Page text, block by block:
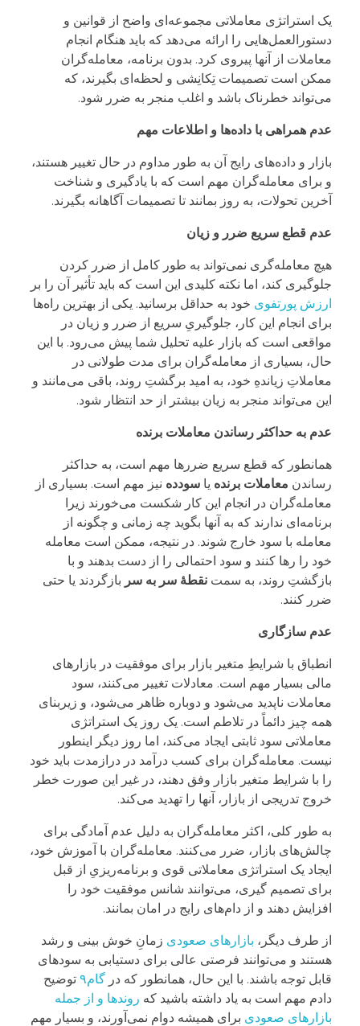
یک استراتژی معاملاتی مجموعه‌ای واضح از قوانین و
دستورالعمل‌هایی را ارائه می‌دهد که باید هنگام انجام
معاملات از آنها پیروی کرد. بدون برنامه، معامله‌گران
ممکن است تصمیمات تِکانِشی و لحظه‌ای بگیرند، که
می‌تواند خطرناک باشد و اغلب منجر به ضرر شود.
عدم همراهی با داده‌ها و اطلاعات مهم
بازار و داده‌های رایج آن به طور مداوم در حال تغییر هستند،
و برای معامله‌گران مهم است که با یادگیری و شناخت
آخرین تحولات، به روز بمانند تا تصمیمات آگاهانه بگیرند.
عدم قطع سریع ضرر و زیان
هیچ معامله‌گری نمی‌تواند به طور کامل از ضرر کردن
جلوگیری کند، اما نکته کلیدی این است که باید تأثیر آن را بر
ارزش پورتفوی خود به حداقل برسانید. یکی از بهترین راه‌ها
برای انجام این کار، جلوگیریِ سریع از ضرر و زیان در
مواقعی است که بازار علیه تحلیل شما پیش می‌رود. با این
حال، بسیاری از معامله‌گران برای مدت طولانی در
معاملاتِ زیاندهِ خود، به امید برگشتِ روند، باقی می‌مانند و
این می‌تواند منجر به زیان بیشتر از حد انتظار شود.
عدم به حداکثر رساندن معاملات برنده
همانطور که قطع سریع ضررها مهم است، به حداکثر
رساندن معاملات برنده یا سودده نیز مهم است. بسیاری از
معامله‌گران در انجام این کار شکست می‌خورند زیرا
برنامه‌ای ندارند که به آنها بگوید چه زمانی و چگونه از
معامله با سود خارج شوند. در نتیجه، ممکن است معامله
خود را رها کنند و سود احتمالی را از دست بدهند و با
بازگشتِ روند، به سمت نقطۀ سر به سر بازگردند یا حتی
ضرر کنند.
عدم سازگاری
انطباق با شرایطِ متغیر بازار برای موفقیت در بازارهای
مالی بسیار مهم است. معادلات تغییر می‌کنند، سود
معاملات ناپدید می‌شود و دوباره ظاهر می‌شود، و زیربنای
همه چیز دائماً در تلاطم است. یک روز یک استراتژی
معاملاتی سود ثابتی ایجاد می‌کند، اما روز دیگر اینطور
نیست. معامله‌گران برای کسب درآمد در درازمدت باید خود
را با شرایط متغیر بازار وفق دهند، در غیر این صورت خطر
خروج تدریجی از بازار، آنها را تهدید می‌کند.
به طور کلی، اکثر معامله‌گران به دلیل عدم آمادگی برای
چالش‌های بازار، ضرر می‌کنند. معامله‌گران با آموزش خود،
ایجاد یک استراتژی معاملاتی قوی و برنامه‌ریزیِ از قبل
برای تصمیم گیری، می‌توانند شانس موفقیت خود را
افزایش دهند و از دام‌های رایج در امان بمانند.
از طرف دیگر، بازارهای صعودی زمانِ خوش بینی و رشد
هستند و می‌توانند فرصتی عالی برای دستیابی به سودهای
قابل توجه باشند. با این حال، همانطور که در گام۹
توضیح
دادم مهم است به یاد داشته باشید که روندها و از جمله
بازارهای صعودی برای همیشه دوام نمی‌آورند، و بسیار مهم